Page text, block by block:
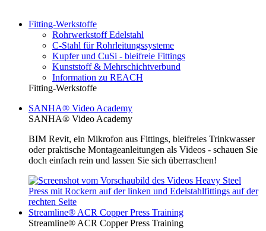
Fitting-Werkstoffe
Rohrwerkstoff Edelstahl
C-Stahl für Rohrleitungssysteme
Kupfer und CuSi - bleifreie Fittings
Kunststoff & Mehrschichtverbund
Information zu REACH
Fitting-Werkstoffe
SANHA® Video Academy
SANHA® Video Academy
BIM Revit, ein Mikrofon aus Fittings, bleifreies Trinkwasser
oder praktische Montageanleitungen als Videos - schauen Sie
doch einfach rein und lassen Sie sich überraschen!
Streamline® ACR Copper Press Training
Streamline® ACR Copper Press Training